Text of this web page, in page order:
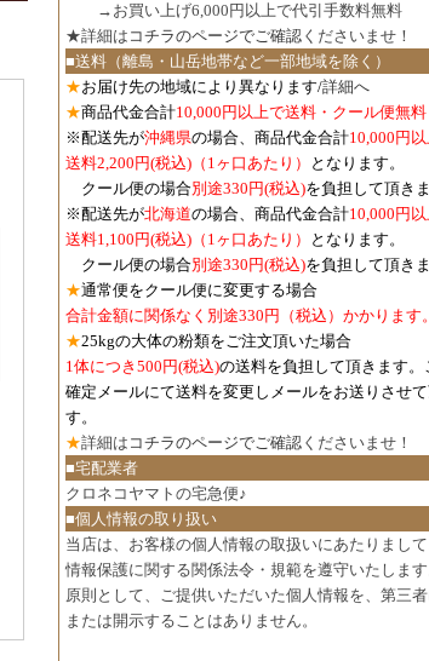
→お買い上げ6,000円以上で代引手数料無料
★詳細は コチラのページでご確認 くださいませ！
■送料（離島・山岳地帯など一部地域を除く）
★お届け先の地域により異なります/詳細へ
★商品代金合計10,000円以上で送料・クール便無料
※配送先が沖縄県の場合、商品代金合計10,000円
送料2,200円(税込)（1ヶ口あたり）
となります。
クール便の場合別途330円(税込)を負担して頂きま
※配送先が北海道の場合、商品代金合計10,000円
送料1,100円(税込) （1ヶ口あたり）
となります。
クール便の場合別途330円(税込)を負担して頂きま
★通常便をクール便に変更する場合
合計金額に関係なく別途330円（税込）かかります。
★25kgの大体の粉類をご注文頂いた場合
1体につき500円(税込)の送料を負担して頂きます。
確定メールにて送料を変更しメールをお送りさせて
す。
★詳細は コチラのページでご確認 くださいませ！
■宅配業者
クロネコヤマトの宅急便♪
■個人情報の取り扱い
当店は、お客様の個人情報の取扱いにあたりまし
情報保護に関する関係法令・規範を遵守いたします
原則として、ご提供いただいた個人情報を、第三
または開示することはありません。